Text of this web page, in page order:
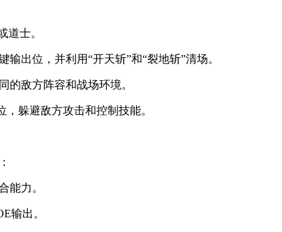
道士。
出位，并利用“开天斩”和“裂地斩”清场。
的敌方阵容和战场环境。
，躲避敌方攻击和控制技能。
能力。
输出。